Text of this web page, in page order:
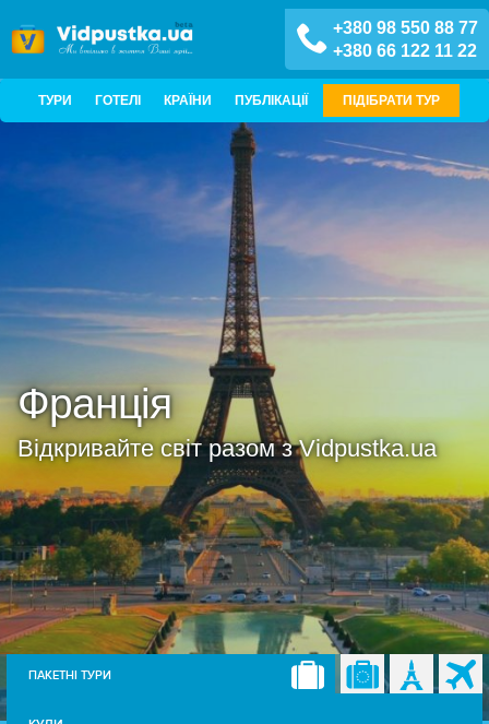
+380 98 550 88 77
+380 66 122 11 22
ТУРИ ГОТЕЛІ КРАЇНИ ПУБЛІКАЦІЇ ПІДІБРАТИ ТУР
Франція
Відкривайте світ разом з Vidpustka.ua
ПАКЕТНІ ТУРИ